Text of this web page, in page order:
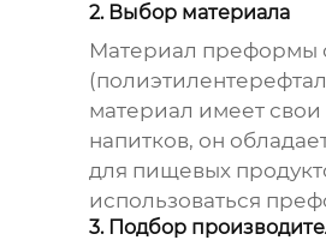
2. Выбор материала
Материал преформы
материал имеет
напитков, он
для пищевых
использоваться
3. Подбор